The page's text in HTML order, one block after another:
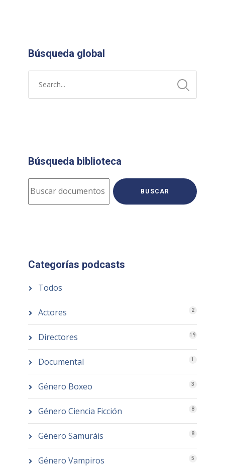
Búsqueda global
Búsqueda biblioteca
BUSCAR
Categorías podcasts
Todos
Actores 2
Directores 19
Documental 1
Género Boxeo 3
Género Ciencia Ficción 8
Género Samuráis 8
Género Vampiros 5